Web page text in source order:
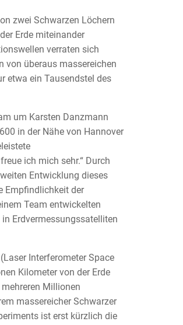
zwei Schwarzen Löchern
Erde miteinander
verraten sich
von überaus massereichen
etwa ein Tausendstel des
um Karsten Danzmann
in der Nähe von Hannover
ich mich sehr.“ Durch
Entwicklung dieses
Empfindlichkeit der
Team entwickelten
Erdvermessungssatelliten
Interferometer Space
Kilometer von der Erde
Millionen
massereicher Schwarzer
ist erst kürzlich die